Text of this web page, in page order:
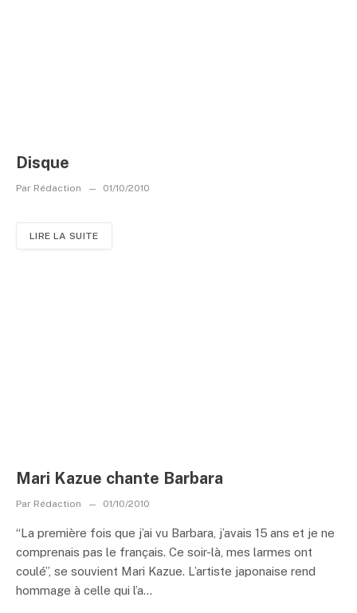
Disque
Par Rédaction 01/10/2010
LIRE LA SUITE
Mari Kazue chante Barbara
Par Rédaction 01/10/2010
“La première fois que j’ai vu Barbara, j’avais 15 ans et je ne
comprenais pas le français. Ce soir-là, mes larmes ont
coulé”, se souvient Mari Kazue. L’artiste japonaise rend
hommage à celle qui l’a...